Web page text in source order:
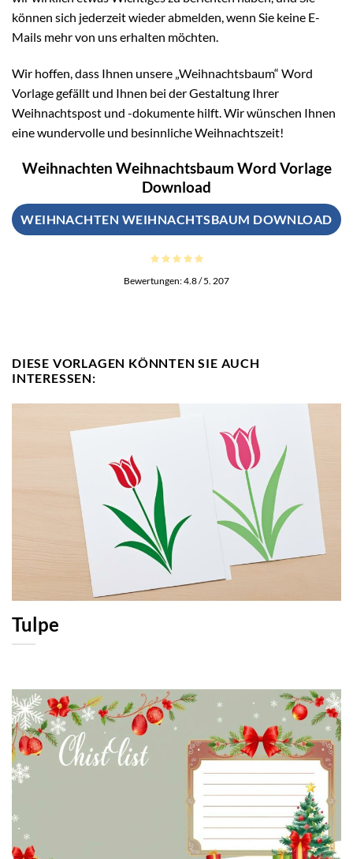
können sich jederzeit wieder abmelden, wenn Sie keine E-
Mails mehr von uns erhalten möchten.
Wir hoffen, dass Ihnen unsere „Weihnachtsbaum“ Word
Vorlage gefällt und Ihnen bei der Gestaltung Ihrer
Weihnachtspost und -dokumente hilft. Wir wünschen Ihnen
eine wundervolle und besinnliche Weihnachtszeit!
Weihnachten Weihnachtsbaum Word Vorlage
Download
WEIHNACHTEN WEIHNACHTSBAUM DOWNLOAD
Bewertungen:4.8/ 5. 207
DIESE VORLAGEN KÖNNTEN SIE AUCH
INTERESSEN:
Tulpe